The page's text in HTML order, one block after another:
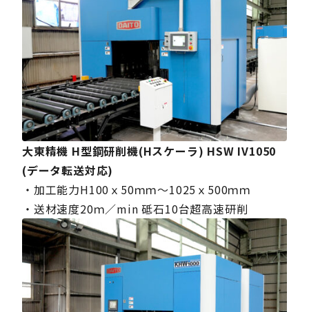
大東精機 H型鋼研削機(Hスケーラ) HSW IV1050
(データ転送対応)
・加工能力H100ｘ50ｍｍ～1025ｘ500ｍｍ
・送材速度20ｍ／min 砥石10台超高速研削